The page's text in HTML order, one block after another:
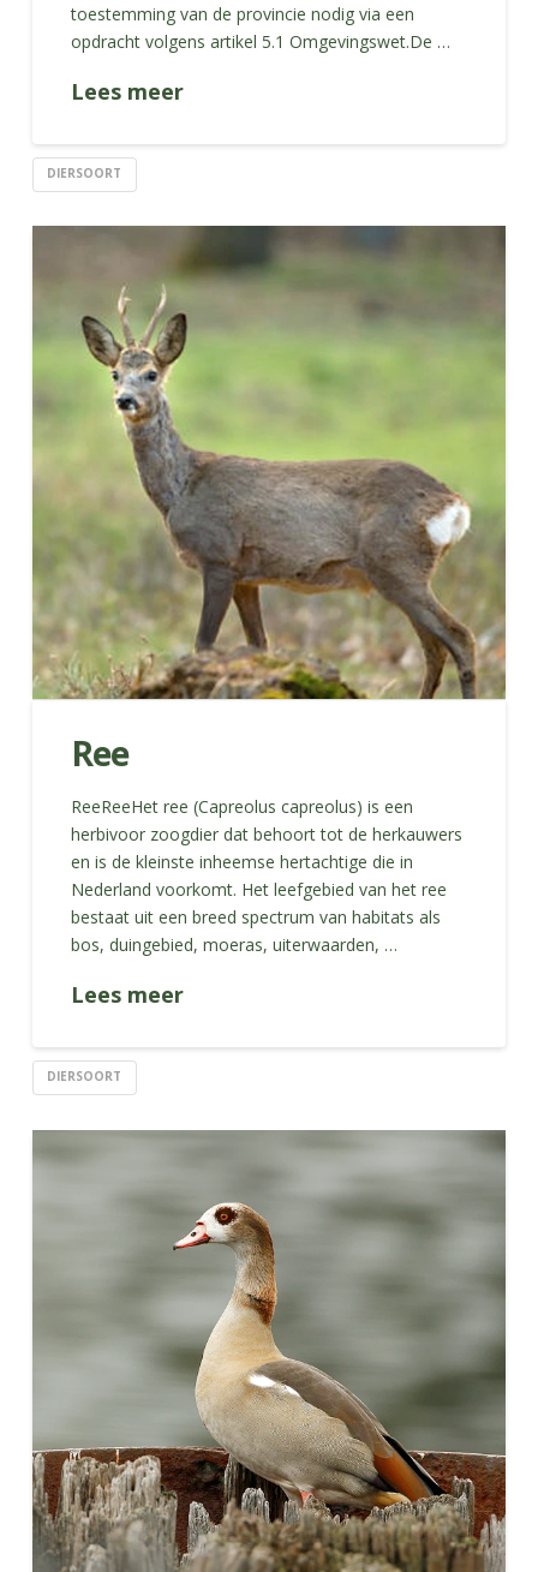
toestemming van de provincie nodig via een
opdracht volgens artikel 5.1 Omgevingswet.De …
Lees meer
DIERSOORT
Ree
ReeReeHet ree (Capreolus capreolus) is een
herbivoor zoogdier dat behoort tot de herkauwers
en is de kleinste inheemse hertachtige die in
Nederland voorkomt. Het leefgebied van het ree
bestaat uit een breed spectrum van habitats als
bos, duingebied, moeras, uiterwaarden, …
Lees meer
DIERSOORT